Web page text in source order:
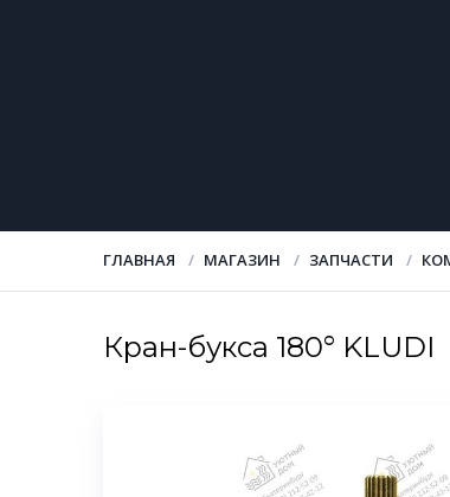
ГЛАВНАЯ МАГАЗИН ЗАПЧАСТИ
Кран-букса 180° KLUDI